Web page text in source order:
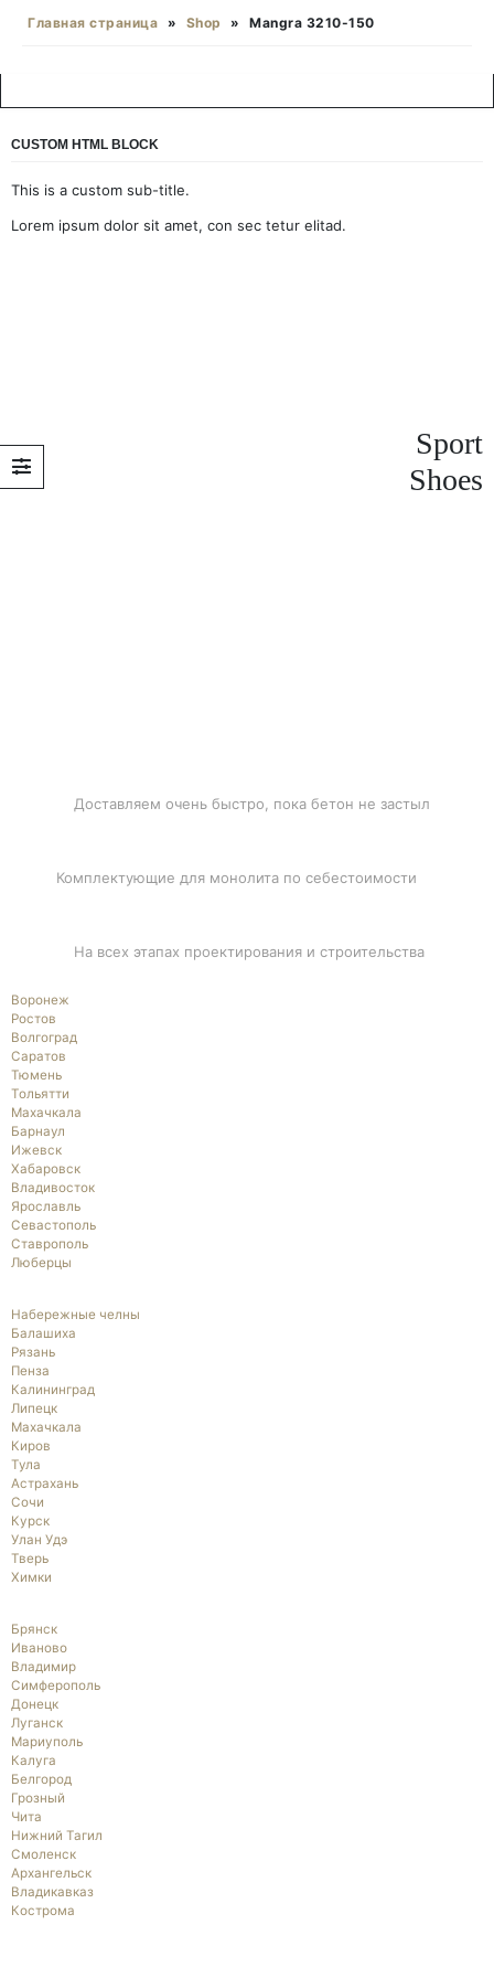
Главная страница » Shop » Mangra 3210-150
CUSTOM HTML BLOCK
This is a custom sub-title.
Lorem ipsum dolor sit amet, con sec tetur elitad.
Sport
Shoes
Доставляем очень быстро, пока бетон не застыл
Комплектующие для монолита по себестоимости
На всех этапах проектирования и строительства
Воронеж
Ростов
Волгоград
Саратов
Тюмень
Тольятти
Махачкала
Барнаул
Ижевск
Хабаровск
Владивосток
Ярославль
Севастополь
Ставрополь
Люберцы
Набережные челны
Балашиха
Рязань
Пенза
Калининград
Липецк
Махачкала
Киров
Тула
Астрахань
Сочи
Курск
Улан Удэ
Тверь
Химки
Брянск
Иваново
Владимир
Симферополь
Донецк
Луганск
Мариуполь
Калуга
Белгород
Грозный
Чита
Нижний Тагил
Смоленск
Архангельск
Владикавказ
Кострома